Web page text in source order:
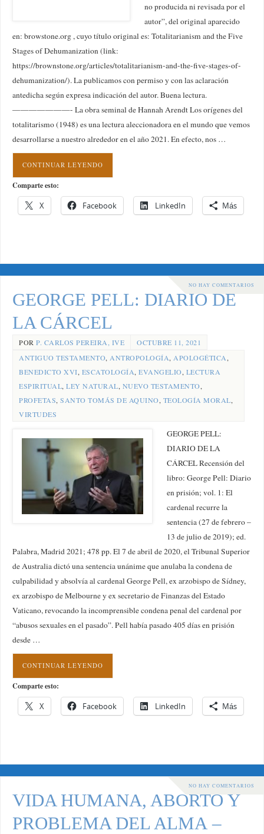
no producida ni revisada por el
autor”, del original aparecido
en: browstone.org , cuyo título original es: Totalitarianism and the Five
Stages of Dehumanization (link:
https://brownstone.org/articles/totalitarianism-and-the-five-stages-of-
dehumanization/). La publicamos con permiso y con las aclaración
antedicha según expresa indicación del autor. Buena lectura.
———————- La obra seminal de Hannah Arendt Los orígenes del
totalitarismo (1948) es una lectura aleccionadora en el mundo que vemos
desarrollarse a nuestro alrededor en el año 2021. En efecto, nos …
CONTINUAR LEYENDO
Comparte esto:
X Facebook LinkedIn Más
NO HAY COMENTARIOS
GEORGE PELL: DIARIO DE
LA CÁRCEL
PORP. CARLOS PEREIRA, IVE
OCTUBRE 11, 2021
ANTIGUO TESTAMENTO, ANTROPOLOGÍA, APOLOGÉTICA,
BENEDICTO XVI, ESCATOLOGÍA,EVANGELIO, LECTURA
ESPIRITUAL,LEY NATURAL, NUEVO TESTAMENTO,
PROFETAS,SANTO TOMÁS DE AQUINO, TEOLOGÍA MORAL,
VIRTUDES
GEORGE PELL:
DIARIO DE LA
CÁRCEL Recensión del
libro: George Pell: Diario
en prisión; vol. 1: El
cardenal recurre la
sentencia (27 de febrero –
13 de julio de 2019); ed.
Palabra, Madrid 2021; 478 pp. El 7 de abril de 2020, el Tribunal Superior
de Australia dictó una sentencia unánime que anulaba la condena de
culpabilidad y absolvía al cardenal George Pell, ex arzobispo de Sídney,
ex arzobispo de Melbourne y ex secretario de Finanzas del Estado
Vaticano, revocando la incomprensible condena penal del cardenal por
“abusos sexuales en el pasado”. Pell había pasado 405 días en prisión
desde …
CONTINUAR LEYENDO
Comparte esto:
X Facebook LinkedIn Más
NO HAY COMENTARIOS
VIDA HUMANA, ABORTO Y
PROBLEMA DEL ALMA –